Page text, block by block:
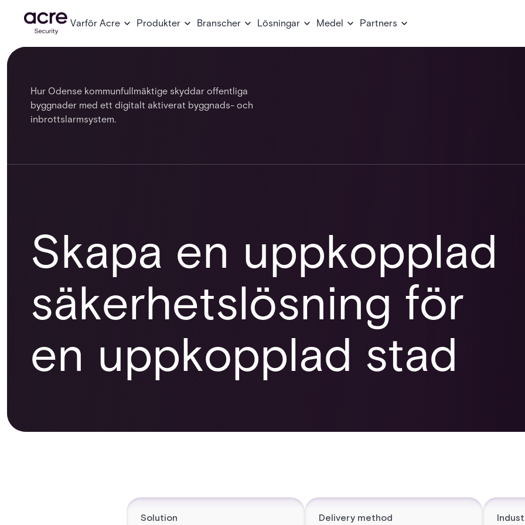
Varför Acre Produkter Branscher Lösningar Medel Partners
Skapa en uppkopplad
säkerhetslösning för
en uppkopplad stad
Hur Odense kommunfullmäktige skyddar offentliga
byggnader med ett digitalt aktiverat byggnads- och
inbrottslarmsystem.
Solution Delivery method